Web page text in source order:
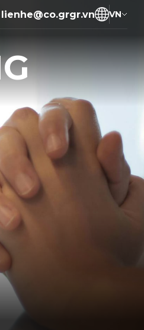
lienhe@co.grgr.vn VN